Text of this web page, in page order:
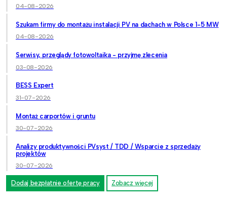
04-08-2026
Szukam firmy do montażu instalacji PV na dachach w Polsce 1-5 MW
04-08-2026
Serwisy, przeglądy fotowoltaika - przyjmę zlecenia
03-08-2026
BESS Expert
31-07-2026
Montaż carportów i gruntu
30-07-2026
Analizy produktywności PVsyst / TDD / Wsparcie z sprzedaży
projektów
30-07-2026
Dodaj bezpłatnie ofertę pracy Zobacz więcej